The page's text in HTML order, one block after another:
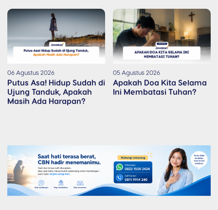
06 Agustus 2026
Putus Asa! Hidup Sudah di
Ujung Tanduk, Apakah
Masih Ada Harapan?
05 Agustus 2026
Apakah Doa Kita Selama
Ini Membatasi Tuhan?